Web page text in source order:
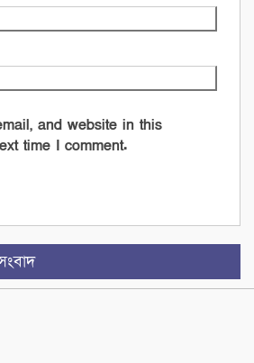
and website in this
time I comment.